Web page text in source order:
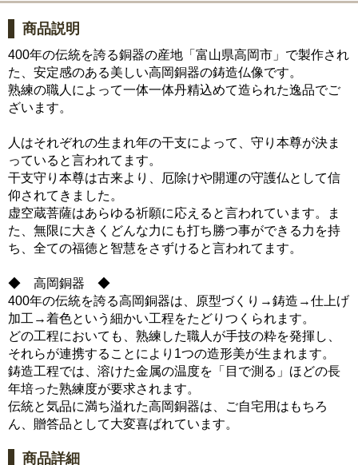
商品説明
400年の伝統を誇る銅器の産地「富山県高岡市」で製作され
た、安定感のある美しい高岡銅器の鋳造仏像です。
熟練の職人によって一体一体丹精込めて造られた逸品でご
ざいます。
人はそれぞれの生まれ年の干支によって、守り本尊が決ま
っていると言われてます。
干支守り本尊は古来より、厄除けや開運の守護仏として信
仰されてきました。
虚空蔵菩薩はあらゆる祈願に応えると言われています。ま
た、無限に大きくどんな力にも打ち勝つ事ができる力を持
ち、全ての福徳と智慧をさずけると言われてます。
◆ 高岡銅器 ◆
400年の伝統を誇る高岡銅器は、原型づくり→鋳造→仕上げ
加工→着色という細かい工程をたどりつくられます。
どの工程においても、熟練した職人が手技の粋を発揮し、
それらが連携することにより1つの造形美が生まれます。
鋳造工程では、溶けた金属の温度を「目で測る」ほどの長
年培った熟練度が要求されます。
伝統と気品に満ち溢れた高岡銅器は、ご自宅用はもちろ
ん、贈答品として大変喜ばれています。
商品詳細